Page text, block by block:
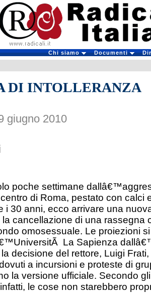
Chi siamo Documenti
DI INTOLLERANZA
giugno 2010
poche settimane
di Roma, pestato con calci
i 30 anni, ecco arrivare una
cancellazione di una rassegna
omosessuale. Le proiezioni
La Sapienza
la decisione del rettore, Luigi
a incursioni e proteste di
la versione ufficiale. Secondo
le cose non starebbero